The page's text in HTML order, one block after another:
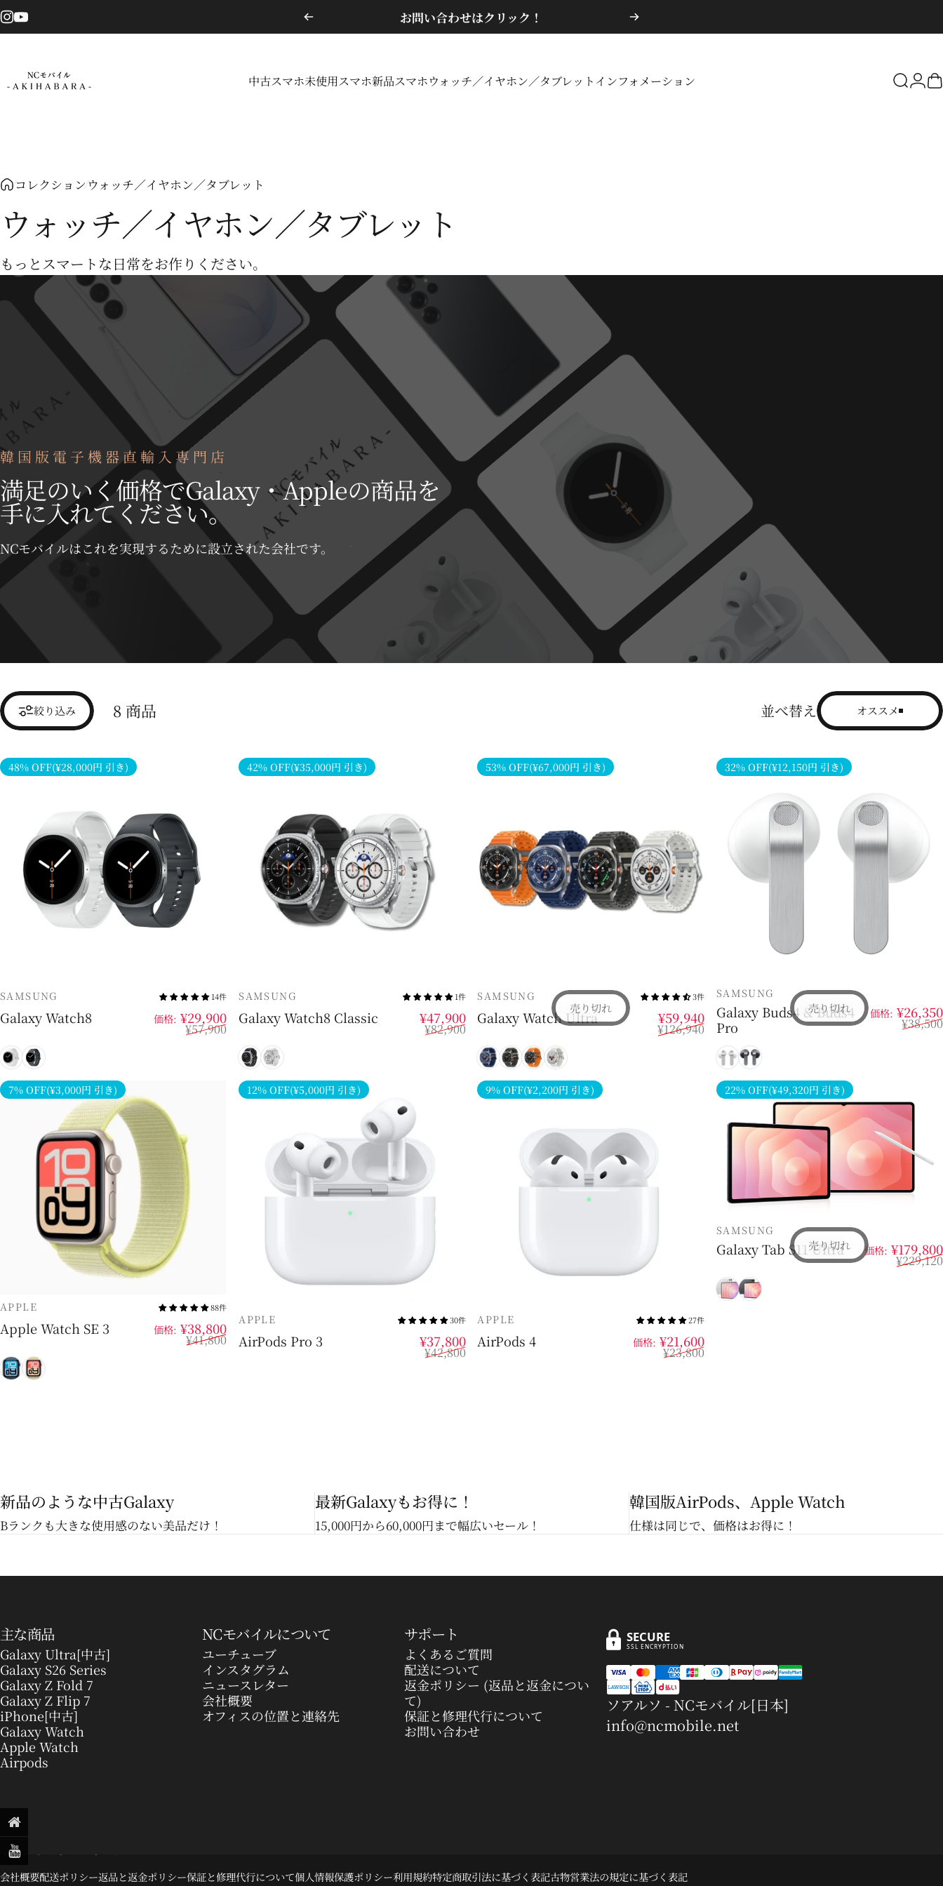
コンテンツへスキップ
Instagram
YouTube
お問い合わせはクリック！スライドショーを一時停止
NCモバイル 中古スマホ未使用スマホ新品スマホウォッチ／イヤホン／タブレット インフォメーション 検索
ロ
コレクションウォッチ／イヤホン／タブレット
ウォッチ／イヤホン／タブレット
もっとスマートな日常をお作りください。
韓国版電子機器直輸入専門店
満足のいく価格でGalaxy・Appleの商品を
手に入れてください。
NCモバイルはこれを実現するために設立された会社です。
絞り込み 8 商品 並べ替え オススメ
48% OFF(¥28,000円 引き)
販売業者
SAMSUNG 14件
Galaxy Watch8 販売価格
価格: ¥29,900通常価格
¥57,900
シルバーグラファイト
42% OFF(¥35,000円 引き)
販売業者
SAMSUNG 1件
Galaxy Watch8 Classic 販売価格
¥47,900通常価格
¥82,900
ブラックホワイト
53% OFF(¥67,000円 引き)
売り切れ
販売業者
SAMSUNG 3件
Galaxy Watch Ultra 販売価格
¥59,940通常価格
¥126,940
チタンブルー
チタンシルバー
チタングレー
チタンホワイト
32% OFF(¥12,150円 引き)
売り切れ
販売業者
SAMSUNG
Galaxy Buds4 & Buds4
Pro
価格: ¥26,350
¥38,500
ホワイトブラック
7% OFF(¥3,000円 引き)
販売業者
APPLE 88件
Apple Watch SE 3 販売価格
価格: ¥38,800通常価格
¥41,800
ミッドナイト
スターライト
12% OFF(¥5,000円 引き)
販売業者
APPLE 30件
AirPods Pro 3 販売価格
¥37,800通常価格
¥42,800
9% OFF(¥2,200円 引き)
販売業者
APPLE 27件
AirPods 4 販売価格
価格: ¥21,600通常価格
¥23,800
22% OFF(¥49,320円 引き)
売り切れ
販売業者
SAMSUNG
Galaxy Tab S11 Ultra 価格: ¥179,800
¥229,120
シルバー
グレー
新品のような中古Galaxy
Bランクも大きな使用感のない美品だけ！
最新Galaxyもお得に！
15,000円から60,000円まで幅広いセール！
韓国版AirPods、Apple Watch
仕様は同じで、価格はお得に！
主な商品
Galaxy Ultra[中古]
Galaxy S26 Series
Galaxy Z Fold 7
Galaxy Z Flip 7
iPhone[中古]
Galaxy Watch
Apple Watch
Airpods
NCモバイルについて
ユーチューブ
インスタグラム
ニュースレター
会社概要
オフィスの位置と連絡先
サポート
よくあるご質問
配送について
返金ポリシー (返品と返金につい
て)
保証と修理代行について
お問い合わせ
SECURE
SSL ENCRYPTION
ソアルソ - NCモバイル[日本]
info@ncmobile.net
© 2026 NCモバイル.
会社概要配送ポリシー返品と返金ポリシー保証と修理代行について個人情報保護ポリシー利用規約特定商取引法に基づく表記古物営業法の規定に基づく表記